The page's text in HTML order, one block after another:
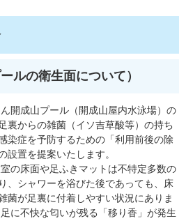
ルの衛生面について）
開成山プール（開成山屋内水泳場）の
裏からの雑菌（イソ吉草酸等）の持ち
染症を予防するための「利用前後の除
設置を提案いたします。
の床面や足ふきマットは不特定多数の
、シャワーを浴びた後であっても、床
菌が足裏に付着しやすい状況にありま
に不快な匂いが残る「移り香」が発生